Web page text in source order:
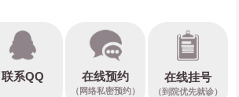
联系QQ 在线预约
（网络私密预约）
在线挂号
（到院优先就诊）